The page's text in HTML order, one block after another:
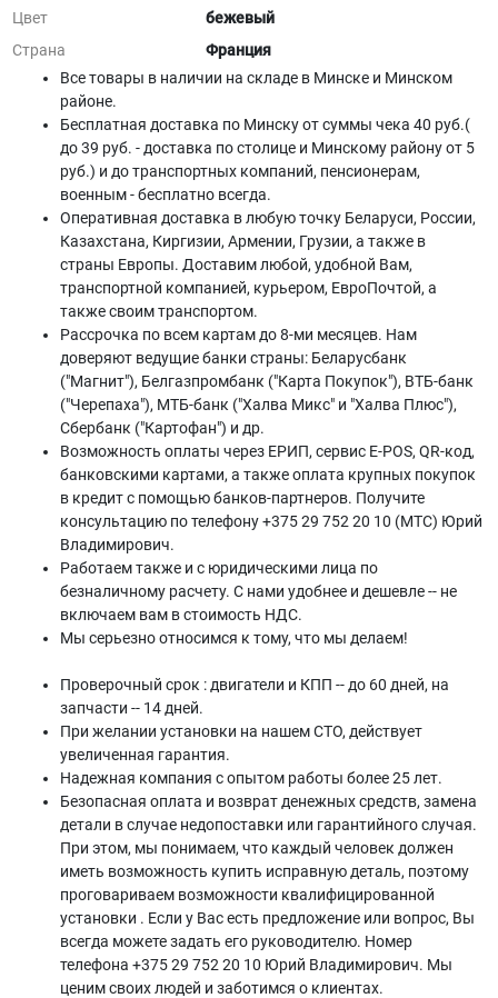
Цвет
бежевый
Страна
Франция
Все товары в наличии на складе в Минскe и Минском
районе.
Бесплатная доставка по Минску от суммы чека 40 руб.(
до 39 руб. - доставка по столице и Минскому району от 5
руб.) и до транспортных компаний, пенсионерам,
военным - бесплатно всегда.
Оперативная доставка в любую точку Беларуси, России,
Казахстана, Киргизии, Армении, Грузии, а также в
страны Европы. Доставим любой, удобной Вам,
транспортной компанией, курьером, ЕвроПочтой, а
также своим транспортом.
Рассрочка по всем картам до 8-ми месяцев. Нам
доверяют ведущие банки страны: Беларусбанк
("Магнит"), Белгазпромбанк ("Карта Покупок"), ВТБ-банк
("Черепаха"), МТБ-банк ("Халва Микс" и "Халва Плюс"),
Сбербанк ("Картофан") и др.
Возможность оплаты через ЕРИП, сервис E-POS, QR-код,
банковскими картами, а также оплата крупных покупок
в кредит с помощью банков-партнеров. Получите
консультацию по телефону +375 29 752 20 10 (МТС) Юрий
Владимирович.
Работаем также и с юридическими лица по
безналичному расчету. С нами удобнее и дешевле -- не
включаем вам в стоимость НДС.
Мы серьезно относимся к тому, что мы делаем!
Проверочный срок : двигатели и КПП -- до 60 дней, на
запчасти -- 14 дней.
При желании установки на нашем СТО, действует
увеличенная гарантия.
Надежная компания с опытом работы более 25 лет.
Безопасная оплата и возврат денежных средств, замена
детали в случае недопоставки или гарантийного случая.
При этом, мы понимаем, что каждый человек должен
иметь возможность купить исправную деталь, поэтому
проговариваем возможности квалифицированной
установки . Если у Вас есть предложение или вопрос, Вы
всегда можете задать его руководителю. Номер
телефона +375 29 752 20 10 Юрий Владимирович. Мы
ценим своих людей и заботимся о клиентах.